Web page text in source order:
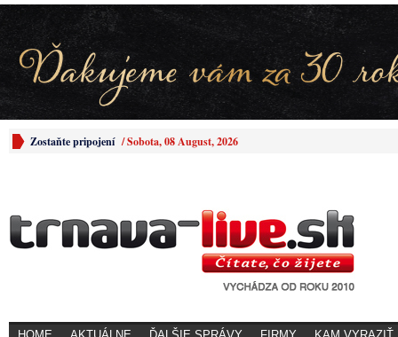
Zostaňte pripojení /Sobota, 08 August, 2026